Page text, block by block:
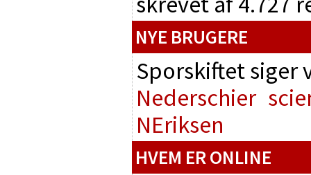
NYE BRUGERE
Sporskiftet
Nederschier
NEriksen
HVEM ER ONLINE